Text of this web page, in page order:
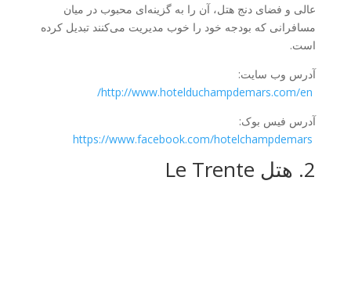
عالی و فضای دنج هتل، آن را به گزینه‌ای محبوب در میان
مسافرانی که بودجه خود را خوب مدیریت می‌کنند تبدیل کرده
است.
آدرس وب سایت:
http://www.hotelduchampdemars.com/en/
آدرس فیس بوک:
2. هتل Le Trente